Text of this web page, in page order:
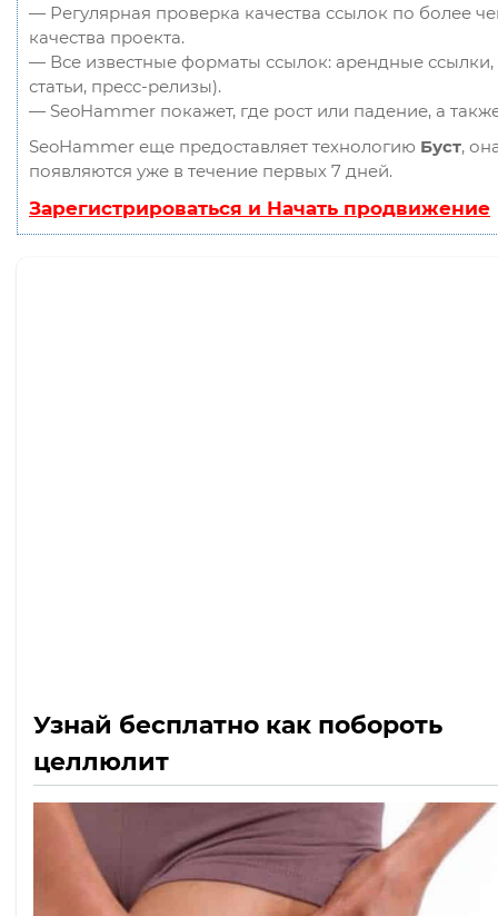
— Регулярная проверка качества ссылок по более
качества проекта.
— Все известные форматы ссылок: арендные
статьи, пресс-релизы).
— SeoHammer покажет, где рост или падение, а
SeoHammer еще предоставляет технологию Буст,
появляются уже в течение первых 7 дней.
Зарегистрироваться и Начать продвижение
Узнай бесплатно как побороть
целлюлит